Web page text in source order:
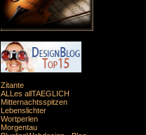
Zitante
ALLes allTAEGLICH
Mitternachtsspitzen
Lebenslichter
Wortperlen
Morgentau